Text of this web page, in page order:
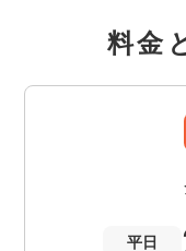
料金
平日